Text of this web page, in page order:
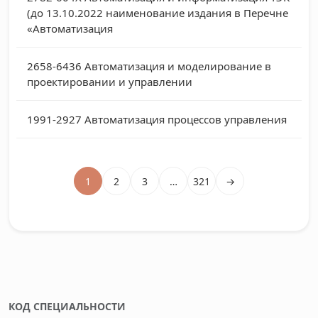
(до 13.10.2022 наименование издания в Перечне
«Автоматизация
2658-6436 Автоматизация и моделирование в
проектировании и управлении
1991-2927 Автоматизация процессов управления
1 2 3 … 321 →
КОД СПЕЦИАЛЬНОСТИ